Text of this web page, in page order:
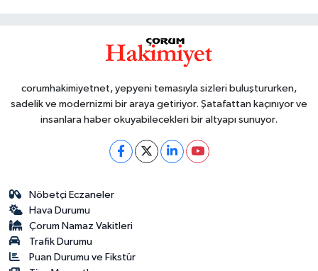
corumhakimiyetnet, yepyeni temasıyla sizleri buluştururken,
sadelik ve modernizmi bir araya getiriyor. Şatafattan kaçınıyor ve
insanlara haber okuyabilecekleri bir altyapı sunuyor.
Nöbetçi Eczaneler
Hava Durumu
Çorum Namaz Vakitleri
Trafik Durumu
Puan Durumu ve Fikstür